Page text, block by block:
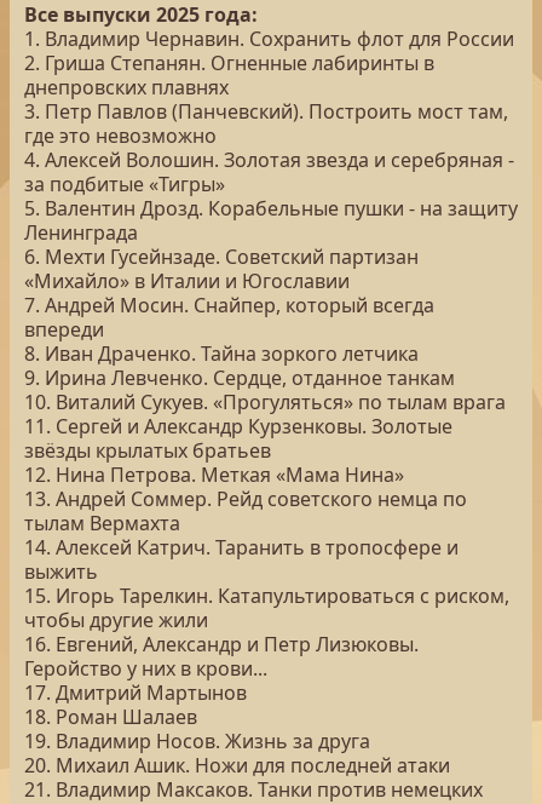
Все выпуски 2025 года:
1. Владимир Чернавин. Сохранить флот для России
2. Гриша Степанян. Огненные лабиринты в
днепровских плавнях
3. Петр Павлов (Панчевский). Построить мост там,
где это невозможно
4. Алексей Волошин. Золотая звезда и серебряная -
за подбитые «Тигры»
5. Валентин Дрозд. Корабельные пушки - на защиту
Ленинграда
6. Мехти Гусейнзаде. Советский партизан
«Михайло» в Италии и Югославии
7. Андрей Мосин. Снайпер, который всегда
впереди
8. Иван Драченко. Тайна зоркого летчика
9. Ирина Левченко. Сердце, отданное танкам
10. Виталий Сукуев. «Прогуляться» по тылам врага
11. Сергей и Александр Курзенковы. Золотые
звёзды крылатых братьев
12. Нина Петрова. Меткая «Мама Нина»
13. Андрей Соммер. Рейд советского немца по
тылам Вермахта
14. Алексей Катрич. Таранить в тропосфере и
выжить
15. Игорь Тарелкин. Катапультироваться с риском,
чтобы другие жили
16. Евгений, Александр и Петр Лизюковы.
Геройство у них в крови...
17. Дмитрий Мартынов
18. Роман Шалаев
19. Владимир Носов. Жизнь за друга
20. Михаил Ашик. Ножи для последней атаки
21. Владимир Максаков. Танки против немецких